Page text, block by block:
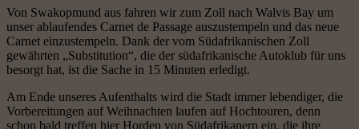
Von Swakopmund aus fahren wir zum Zoll nach Walvis Bay um
unser ablaufendes Carnet de Passage auszustempeln und das neue
Carnet einzustempeln. Dank der vom Südafrikanischen Zoll
gewährten „Substitution“, die der südafrikanische Autoklub für uns
besorgt hat, ist die Sache in 15 Minuten erledigt.
Am Ende unseres Aufenthalts wird die Stadt immer lebendiger, die
Vorbereitungen auf Weihnachten laufen auf Hochtouren, denn
schon bald treffen hier Horden von Südafrikanern ein, die ihre